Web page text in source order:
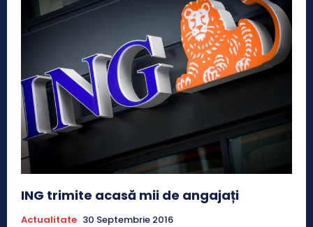
ING trimite acasă mii de angajați
Actualitate 30 Septembrie 2016